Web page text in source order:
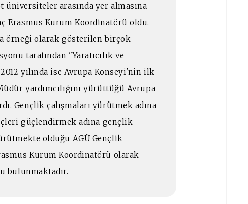
arasında yer almasına
Erasmus Kurum Koordinatörü oldu.
örneği olarak gösterilen birçok
tarafından "Yaratıcılık ve
yılında ise Avrupa Konseyi'nin ilk
yardımcılığını yürüttüğü Avrupa
Gençlik çalışmaları yürütmek adına
güçlendirmek adına gençlik
olduğu AGÜ Gençlik
Kurum Koordinatörü olarak
bulunmaktadır.